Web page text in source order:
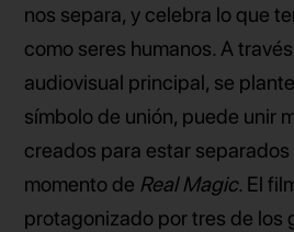
nos separa, y celebra lo que
como seres humanos. A
audiovisual principal, se
símbolo de unión, puede unir
creados para estar separados
momento de Real Magic. El
protagonizado por tres de los